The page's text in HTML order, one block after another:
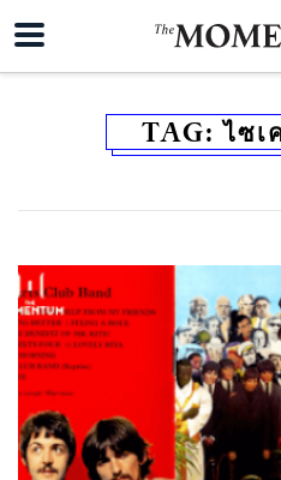
TAG:ไซเ